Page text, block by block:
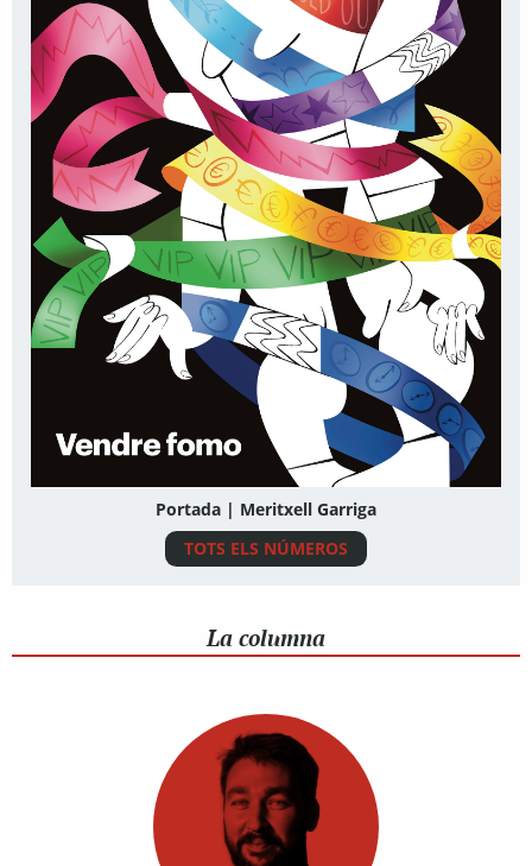
Portada | Meritxell Garriga
TOTS ELS NÚMEROS
La columna